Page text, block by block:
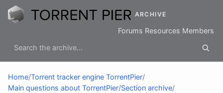
ARCHIVE
Forums Resources Members
Home/Torrent tracker engine TorrentPier/
Main questions about TorrentPier/Section archive/